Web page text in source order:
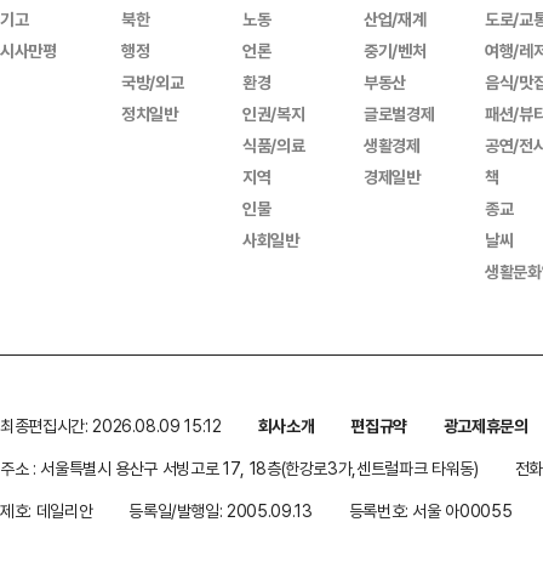
기고
시사만평
북한
행정
국방/외교
정치일반
노동
언론
환경
인권/복지
식품/의료
지역
인물
사회일반
산업/재계
중기/벤처
부동산
글로벌경제
생활경제
경제일반
도로/교
여행/레
음식/맛
패션/뷰
공연/전
책
종교
날씨
생활문
최종편집시간: 2026.08.09 15:12 회사소개 편집규약
광고제휴문의
주소 : 서울특별시 용산구 서빙고로 17, 18층(한강로3가,센트럴파크 타워동)
전
제호: 데일리안
등록일/발행일: 2005.09.13 등록번호: 서울 아00055